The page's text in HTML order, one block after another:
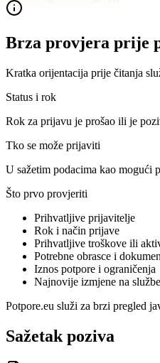
Brza provjera prije
Kratka orijentacija prije čitanja
Status i rok
Rok za prijavu je prošao ili je
Tko se može prijaviti
U sažetim podacima kao mogući
Što prvo provjeriti
Prihvatljive prijavitelje
Rok i način prijave
Prihvatljive troškove ili
Potrebne obrasce i
Iznos potpore i ograničenja
Najnovije izmjene na
Potpore.eu služi za brzi pregled
Sažetak poziva